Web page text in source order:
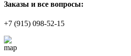
Заказы и все вопросы:
+7 (915) 098-52-15